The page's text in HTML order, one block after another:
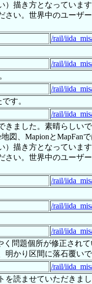
描き方となっていま
い。世界中のユーザ
/rail/
/rail/
/rail/
す。
/rail/
ました。素晴らしい
図、Mapionと
描き方となっていま
い。世界中のユーザ
/rail/
/rail/
/rail/
く問題個所が修正され
かり区間に落石覆いで
/rail/
を読ませていただき